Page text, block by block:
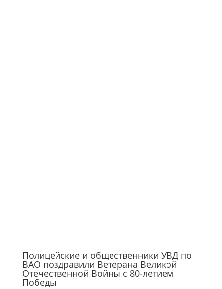
Полицейские и общественники УВД по
ВАО поздравили Ветерана Великой
Отечественной Войны с 80-летием
Победы